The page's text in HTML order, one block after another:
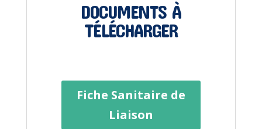
DOCUMENTS À
TÉLÉCHARGER
Fiche Sanitaire de
Liaison